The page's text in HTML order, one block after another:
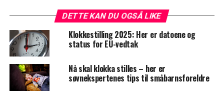
DETTE KAN DU OGSÅ LIKE
Klokkestilling 2025: Her er datoene og
status for EU-vedtak
Nå skal klokka stilles – her er
søvnekspertenes tips til småbarnsforeldre